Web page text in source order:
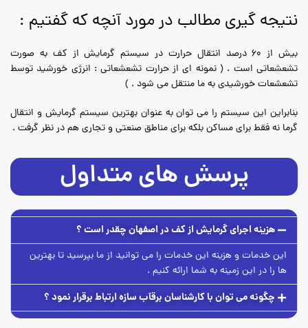
نتیجه گیری مطالب در مورد آنچه که گفتیم :
بیش از 60 درصد انتقال حرارت در سیستم گرمایش از کف به صورت
تشعشعاتی است . ( نمونه ای از حرارت تشعشعاتی : انرژی خورشید توسط
تشعشعات خورشیدی به ما منتقل می شود . )
بنابراین این سیستم را می توان به عنوان بهترین سیستم گرمایش و انتقال
گرما نه فقط برای مساکن بلکه برای مناطق صنعتی و تجاری هم در نظر گرفت .
پرسش های متداول
هزینه اجرای گرمایش از کف در اصفهان چقدر است ؟
این خدمات و هزینه این خدمات را می توانید از ما بپرسید تا بهترین
ها را در این زمینه به شما ارائه کنیم .
چگونه می توان با کارشناسان برقآب سازه ارتباط برقرار نمود ؟